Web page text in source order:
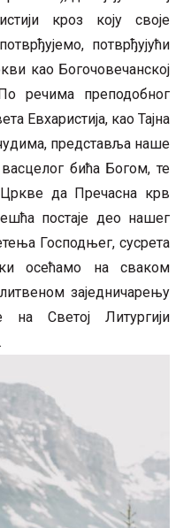
кроз коју своје
потврђујући
као Богочовечанској
речима преподобног
Евхаристија, као Тајна
представља наше
бића Богом, те
Цркве да Пречасна крв
постаје део нашег
Господњег, сусрета
осећамо на сваком
заједничарењу
на Светој Литургији